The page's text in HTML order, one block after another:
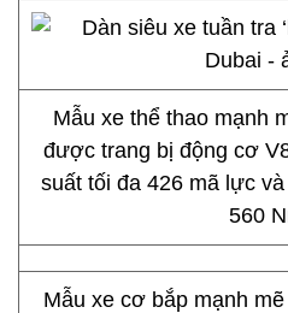
Mẫu xe thể thao mạnh
được trang bị động cơ
suất tối đa 426 mã lực
560
Mẫu xe cơ bắp mạnh